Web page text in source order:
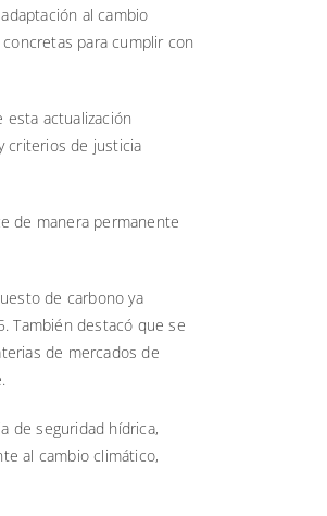
al cambio
para cumplir con
actualización
criterios de justicia
de manera permanente
de carbono ya
También destacó que se
de mercados de
de seguridad hídrica,
al cambio climático,